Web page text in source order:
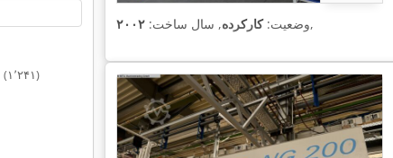
(۱٬۲۴۱)
وضعیت:کارکرده, سال ساخت: ۲۰۰۲ ,